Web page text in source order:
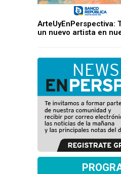
ArteUyEnPerspectiva:
un nuevo artista en